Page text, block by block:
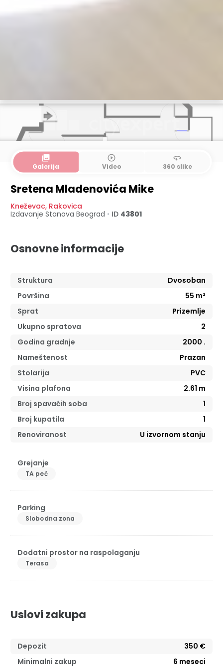
collections
Galerija
play_circle_outline
Video
360
360 slike
Sretena Mladenovića Mike
Kneževac, Rakovica
Izdavanje Stanova Beograd • ID 43801
Osnovne informacije
Struktura
Dvosoban
Površina
55 m²
Sprat
Prizemlje
Ukupno spratova
2
Godina gradnje
2000 .
Nameštenost
Prazan
Stolarija
PVC
Visina plafona
2.61 m
Broj spavaćih soba
1
Broj kupatila
1
Renoviranost
U izvornom stanju
Grejanje
TA peć
Parking
Slobodna zona
Dodatni prostor na raspolaganju
Terasa
Uslovi zakupa
Depozit
350 €
Minimalni zakup
6 meseci